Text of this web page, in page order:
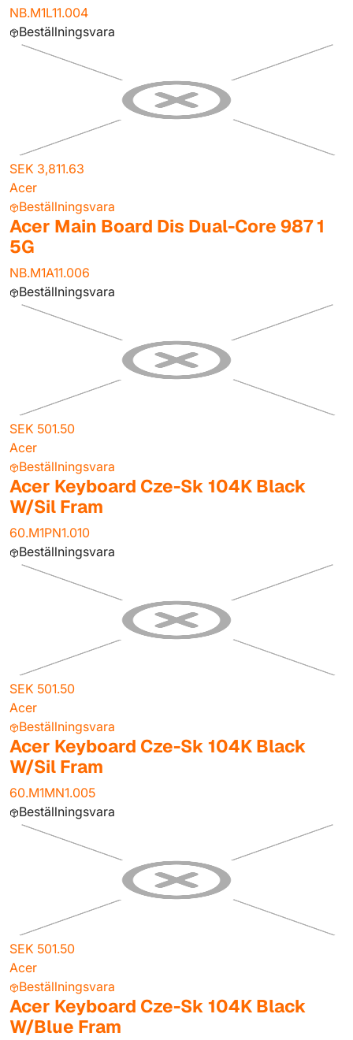
NB.M1L11.004
Beställningsvara
SEK 3,811.63
Acer
Beställningsvara
Acer Main Board Dis Dual-Core 987 1
5G
NB.M1A11.006
Beställningsvara
SEK 501.50
Acer
Beställningsvara
Acer Keyboard Cze-Sk 104K Black
W/Sil Fram
60.M1PN1.010
Beställningsvara
SEK 501.50
Acer
Beställningsvara
Acer Keyboard Cze-Sk 104K Black
W/Sil Fram
60.M1MN1.005
Beställningsvara
SEK 501.50
Acer
Beställningsvara
Acer Keyboard Cze-Sk 104K Black
W/Blue Fram